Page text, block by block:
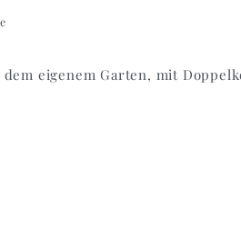
dem eigenem Garten, mit